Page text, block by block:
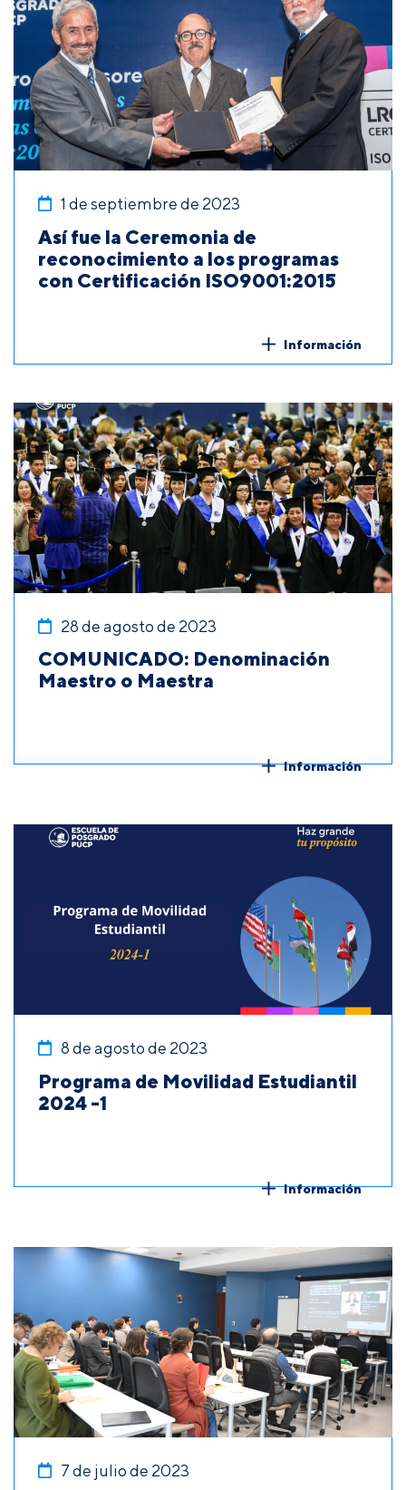
1 de septiembre de 2023
Así fue la Ceremonia de
reconocimiento a los programas
con Certificación ISO9001:2015
Información
28 de agosto de 2023
COMUNICADO: Denominación
Maestro o Maestra
Información
8 de agosto de 2023
Programa de Movilidad Estudiantil
2024 -1
Información
7 de julio de 2023